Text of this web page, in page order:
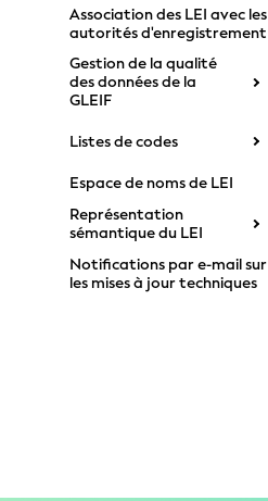
Association des LEI avec les
autorités d'enregistrement
Gestion de la qualité
des données de la
GLEIF
Listes de codes
Espace de noms de LEI
Représentation
sémantique du LEI
Notifications par e-mail sur
les mises à jour techniques